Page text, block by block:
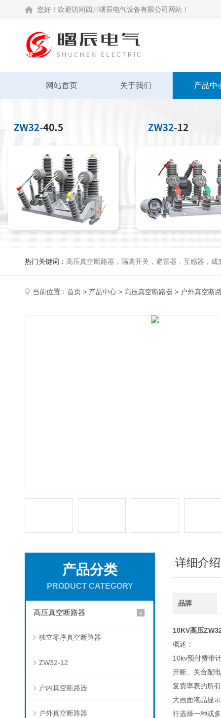
您好！欢迎访问四川曙辰电气设备有限公司网站！
网站首页 关于我们 产品中
热门关键词： 高压真空断路器，隔离开关，避雷器，互感器，成
当前位置： 首页 > 产品中心 > 高压真空断路器 > 户外真空断
产品分类
PRODUCT CATEGORY
高压真空断路器
独立零序真空断路器
ZW32-12
户内真空断路器
户外真空断路器
详细介绍
品牌
10KV高压
概述：
10kv预付费带
开断、关合配
复费率表的所
大画面液晶显
行选择一种或